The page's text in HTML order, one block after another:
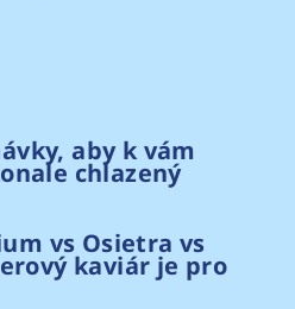
aby k vám
chlazený
vs Osietra vs
kaviár je pro